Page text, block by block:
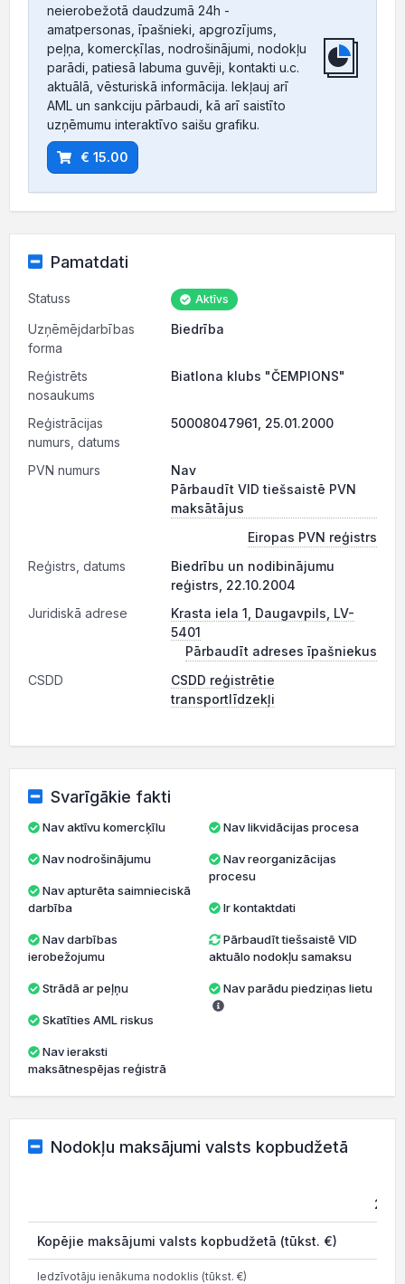
neierobežotā daudzumā 24h -
amatpersonas, īpašnieki, apgrozījums,
peļņa, komercķīlas, nodrošinājumi, nodokļu
parādi, patiesā labuma guvēji, kontakti u.c.
aktuālā, vēsturiskā informācija. Iekļauj arī
AML un sankciju pārbaudi, kā arī saistīto
uzņēmumu interaktīvo saišu grafiku.
€ 15.00
Pamatdati
Statuss Aktīvs
Uzņēmējdarbības
forma
Biedrība
Reģistrēts
nosaukums
Biatlona klubs "ČEMPIONS"
Reģistrācijas
numurs, datums
50008047961, 25.01.2000
PVN numurs
Nav
Pārbaudīt VID tiešsaistē PVN
maksātājus
Eiropas PVN reģistrs
Reģistrs, datums
Biedrību un nodibinājumu
reģistrs, 22.10.2004
Juridiskā adrese
Krasta iela 1, Daugavpils, LV-
5401
Pārbaudīt adreses īpašniekus
CSDD
CSDD reģistrētie
transportlīdzekļi
Svarīgākie fakti
Nav aktīvu komercķīlu
Nav nodrošinājumu
darbība
ierobežojumu
Strādā ar peļņu
Skatīties AML riskus
maksātnespējas reģistrā
Nav likvidācijas procesa
Nav reorganizācijas
procesu
Ir kontaktdati
Pārbaudīt tiešsaistē VID
aktuālo nodokļu samaksu
Nav parādu piedziņas lietu
Nodokļu maksājumi valsts kopbudžetā
2021
Kopējie maksājumi valsts kopbudžetā (tūkst. €)
Iedzīvotāju ienākuma nodoklis (tūkst. €)